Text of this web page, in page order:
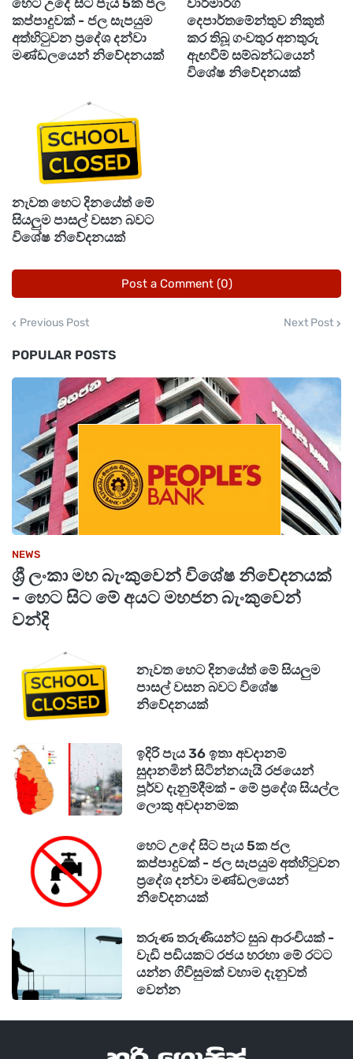
හෙට උදේ සිට පැය 5ක ජල
කප්පාදුවක් - ජල සැපයුම
අත්හිටුවන ප්‍රදේශ දන්වා
මණ්ඩලයෙන් නිවේදනයක්
වාරිමාර්ග
දෙපාර්තමේන්තුව නිකුත්
කර තිබූ ගංවතුර අනතුරු
ඇඟවීම් සම්බන්ධයෙන්
විශේෂ නිවේදනයක්
නැවත හෙට දිනයේත් මේ
සියලුම පාසල් වසන බවට
විශේෂ නිවේදනයක්
Post a Comment (0)
Previous Post Next Post
POPULAR POSTS
NEWS
ශ්‍රී ලංකා මහ බැංකුවෙන් විශේෂ නිවේදනයක්
- හෙට සිට මේ අයට මහජන බැංකුවෙන්
වන්දි
නැවත හෙට දිනයේත් මේ සියලුම
පාසල් වසන බවට විශේෂ
නිවේදනයක්
ඉදිරි පැය 36 ඉතා අවදානම්
සුදානමින් සිටින්නයැයි රජයෙන්
පූර්ව දැනුම්දීමක් - මේ ප්‍රදේශ සියල්ල
ලොකු අවදානමක
හෙට උදේ සිට පැය 5ක ජල
කප්පාදුවක් - ජල සැපයුම අත්හිටුවන
ප්‍රදේශ දන්වා මණ්ඩලයෙන්
නිවේදනයක්
තරුණ තරුණියන්ට සුබ ආරංචියක් -
වැඩි පඩියකට රජය හරහා මේ රටට
යන්න ගිවිසුමක් වහාම දැනුවත්
වෙන්න